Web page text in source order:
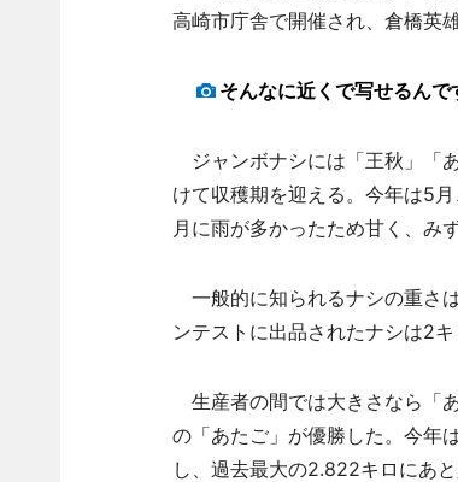
高崎市庁舎で開催され、倉橋英
そんなに近くで写せるんで
ジャンボナシには「王秋」「
けて収穫期を迎える。今年は5
月に雨が多かったため甘く、み
一般的に知られるナシの重さ
ンテストに出品されたナシは2キ
生産者の間では大きさなら「
の「あたご」が優勝した。今年
し、過去最大の2.822キロにあ